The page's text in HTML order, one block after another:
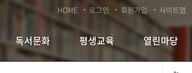
HOME 로그인 회원가입 사이트맵
독서문화 평생교육 열린마당